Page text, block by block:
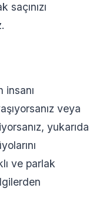
insanı
veya
yukarıda
ve parlak